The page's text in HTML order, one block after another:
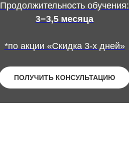
Продолжительность обучения:
3−3,5 месяца
*по акции «Скидка 3-х дней»
ПОЛУЧИТЬ КОНСУЛЬТАЦИЮ